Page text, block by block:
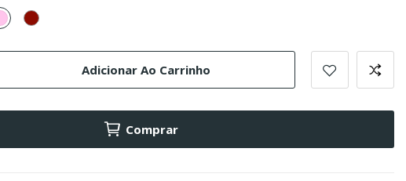
Rosa
Claro
Boudeaux
Adicionar Ao Carrinho
Comprar